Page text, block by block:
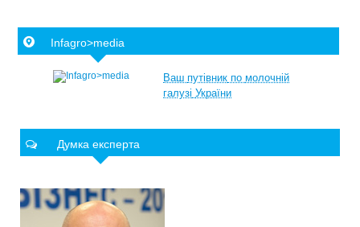
Infagro>media
Ваш путівник по молочній
галузі України
Думка експерта